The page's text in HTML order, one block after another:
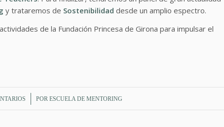
y trataremos de Sostenibilidad desde un amplio espectro.
de la Fundación Princesa de Girona para impulsar el
POR ESCUELA DE MENTORING